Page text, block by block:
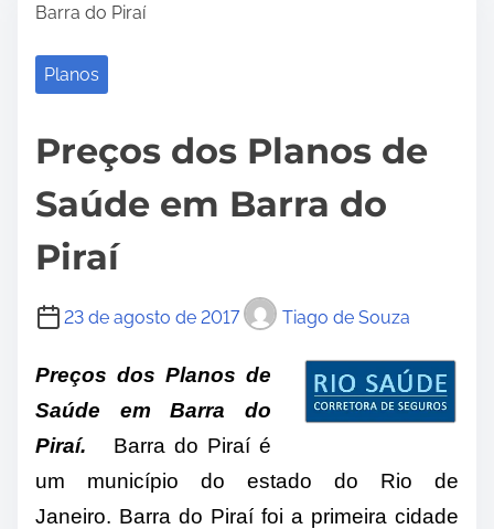
Barra do Piraí
Planos
Preços dos Planos de
Saúde em Barra do
Piraí
23 de agosto de 2017 Tiago de Souza
Preços dos Planos de
Saúde emBarra do
Piraí. Barra do Piraí é
um município do estado do Rio de
Janeiro. Barra do Piraí foi a primeira cidade